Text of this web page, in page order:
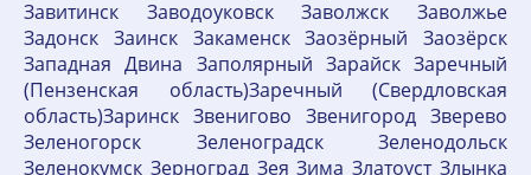
Завитинск Заводоуковск Заволжск Заволжье
Задонск Заинск Закаменск Заозёрный Заозёрск
Западная Двина Заполярный Зарайск Заречный
(Пензенская область)Заречный (Свердловская
область)Заринск Звенигово Звенигород Зверево
Зеленогорск Зеленоградск Зеленодольск
Зеленокумск Зерноград Зея Зима Златоуст Злынка